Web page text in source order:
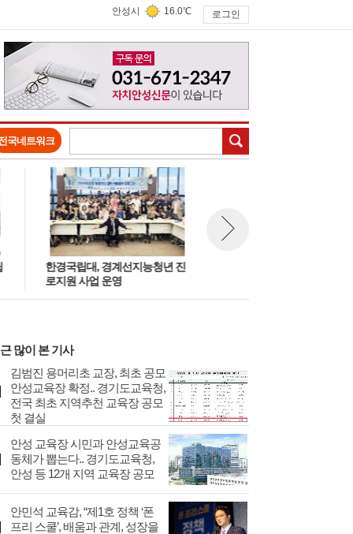
안성시 16.0℃ 로그인
국네트워크
한경국립대, 경계선지능청년 진
로지원 사업 운영
많이 본 기사
김범진 용머리초 교장, 최초 공모
안성교육장 확정.. 경기도교육청,
전국 최초 지역추천 교육장 공모
첫 결실
안성 교육장 시민과 안성교육공
동체가 뽑는다.. 경기도교육청,
안성 등 12개 지역 교육장 공모
안민석 교육감, “제1호 정책 ‘폰
프리 스쿨’, 배움과 관계, 성장을